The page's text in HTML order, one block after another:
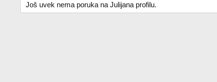
Još uvek nema poruka na Julijana profilu.